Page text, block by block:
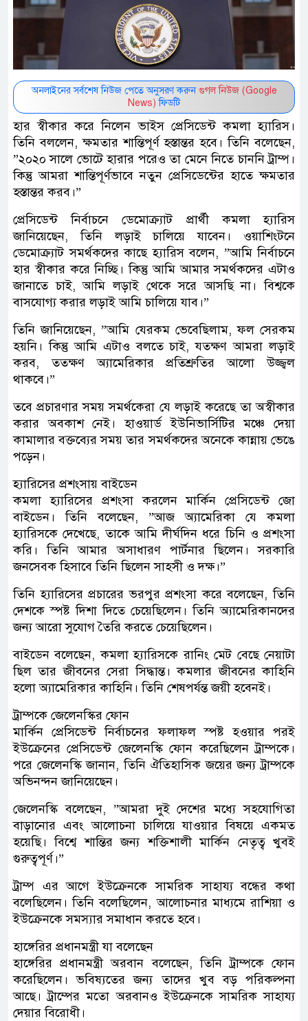
অনলাইনের সর্বশেষ নিউজ পেতে অনুসরণ করুন গুগল নিউজ (Google
News) ফিডটি
হার স্বীকার করে নিলেন ভাইস প্রেসিডেন্ট কমলা হ্যারিস।
তিনি বললেন, ক্ষমতার শান্তিপূর্ণ হস্তান্তর হবে। তিনি বলেছেন,
”২০২০ সালে ভোটে হারার পরেও তা মেনে নিতে চাননি ট্রাম্প।
কিন্তু আমরা শান্তিপূর্ণভাবে নতুন প্রেসিডেন্টের হাতে ক্ষমতার
হস্তান্তর করব।”
প্রেসিডেন্ট নির্বাচনে ডেমোক্র্যাট প্রার্থী কমলা হ্যারিস
জানিয়েছেন, তিনি লড়াই চালিয়ে যাবেন। ওয়াশিংটনে
ডেমোক্র্যাট সমর্থকদের কাছে হ্যারিস বলেন, ”আমি নির্বাচনে
হার স্বীকার করে নিচ্ছি। কিন্তু আমি আমার সমর্থকদের এটাও
জানাতে চাই, আমি লড়াই থেকে সরে আসছি না। বিশ্বকে
বাসযোগ্য করার লড়াই আমি চালিয়ে যাব।”
তিনি জানিয়েছেন, ”আমি যেরকম ভেবেছিলাম, ফল সেরকম
হয়নি। কিন্তু আমি এটাও বলতে চাই, যতক্ষণ আমরা লড়াই
করব, ততক্ষণ অ্যামেরিকার প্রতিশ্রুতির আলো উজ্জ্বল
থাকবে।”
তবে প্রচারণার সময় সমর্থকেরা যে লড়াই করেছে তা অস্বীকার
করার অবকাশ নেই। হাওয়ার্ড ইউনিভার্সিটির মঞ্চে দেয়া
কামালার বক্তব্যের সময় তার সমর্থকদের অনেকে কান্নায় ভেঙে
পড়েন।
হ্যারিসের প্রশংসায় বাইডেন
কমলা হ্যারিসের প্রশংসা করলেন মার্কিন প্রেসিডেন্ট জো
বাইডেন। তিনি বলেছেন, ”আজ অ্যামেরিকা যে কমলা
হ্যারিসকে দেখেছে, তাকে আমি দীর্ঘদিন ধরে চিনি ও প্রশংসা
করি। তিনি আমার অসাধারণ পার্টনার ছিলেন। সরকারি
জনসেবক হিসাবে তিনি ছিলেন সাহসী ও দক্ষ।”
তিনি হ্যারিসের প্রচারের ভরপুর প্রশংসা করে বলেছেন, তিনি
দেশকে স্পষ্ট দিশা দিতে চেয়েছিলেন। তিনি অ্যামেরিকানদের
জন্য আরো সুযোগ তৈরি করতে চেয়েছিলেন।
বাইডেন বলেছেন, কমলা হ্যারিসকে রানিং মেট বেছে নেয়াটা
ছিল তার জীবনের সেরা সিদ্ধান্ত। কমলার জীবনের কাহিনি
হলো অ্যামেরিকার কাহিনি। তিনি শেষপর্যন্ত জয়ী হবেনই।
ট্রাম্পকে জেলেনস্কির ফোন
মার্কিন প্রেসিডেন্ট নির্বাচনের ফলাফল স্পষ্ট হওয়ার পরই
ইউক্রেনের প্রেসিডেন্ট জেলেনস্কি ফোন করেছিলেন ট্রাম্পকে।
পরে জেলেনস্কি জানান, তিনি ঐতিহাসিক জয়ের জন্য ট্রাম্পকে
অভিনন্দন জানিয়েছেন।
জেলেনস্কি বলেছেন, ”আমরা দুই দেশের মধ্যে সহযোগিতা
বাড়ানোর এবং আলোচনা চালিয়ে যাওয়ার বিষয়ে একমত
হয়েছি। বিশ্বে শান্তির জন্য শক্তিশালী মার্কিন নেতৃত্ব খুবই
গুরুত্বপূর্ণ।”
ট্রাম্প এর আগে ইউক্রেনকে সামরিক সাহায্য বন্ধের কথা
বলেছিলেন। তিনি বলেছিলেন, আলোচনার মাধ্যমে রাশিয়া ও
ইউক্রেনকে সমস্যার সমাধান করতে হবে।
হাঙ্গেরির প্রধানমন্ত্রী যা বলেছেন
হাঙ্গেরির প্রধানমন্ত্রী অরবান বলেছেন, তিনি ট্রাম্পকে ফোন
করেছিলেন। ভবিষ্যতের জন্য তাদের খুব বড় পরিকল্পনা
আছে। ট্রাম্পের মতো অরবানও ইউক্রেনকে সামরিক সাহায্য
দেয়ার বিরোধী।